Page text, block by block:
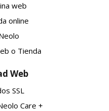
web
online
o Tienda
Web
SSL
Care +